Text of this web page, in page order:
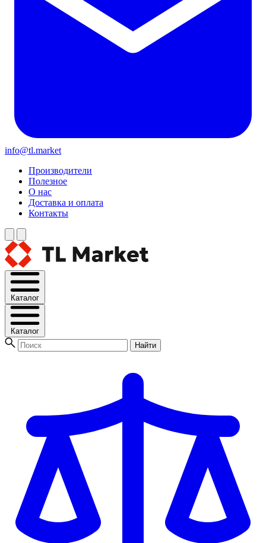
info@tl.market
Производители
Полезное
О нас
Доставка и оплата
Контакты
Каталог
Каталог
Найти